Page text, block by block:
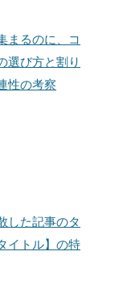
まるのに、コ
選び方と割り
性の考察
した記事のタ
イトル】の特